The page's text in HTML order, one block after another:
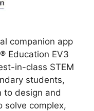
companion app
Education EV3
in-class STEM
students,
to design and
solve complex,